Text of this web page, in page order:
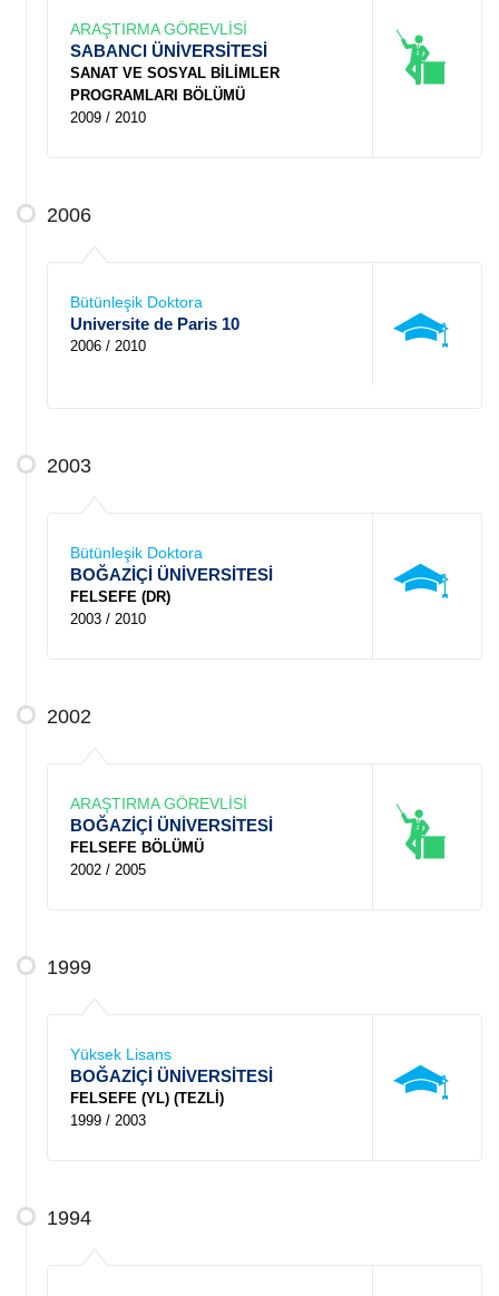
ARAŞTIRMA GÖREVLİSİ
SABANCI ÜNİVERSİTESİ
SANAT VE SOSYAL BİLİMLER
PROGRAMLARI BÖLÜMÜ
2009 / 2010
2006
Bütünleşik Doktora
Universite de Paris 10
2006 / 2010
2003
Bütünleşik Doktora
BOĞAZİÇİ ÜNİVERSİTESİ
FELSEFE (DR)
2003 / 2010
2002
ARAŞTIRMA GÖREVLİSİ
BOĞAZİÇİ ÜNİVERSİTESİ
FELSEFE BÖLÜMÜ
2002 / 2005
1999
Yüksek Lisans
BOĞAZİÇİ ÜNİVERSİTESİ
FELSEFE (YL) (TEZLİ)
1999 / 2003
1994